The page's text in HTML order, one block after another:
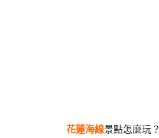
花蓮海線景點怎麼玩？